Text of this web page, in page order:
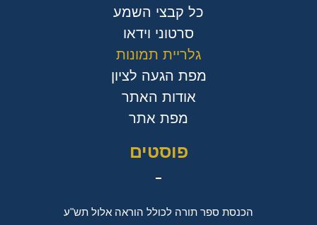
כל קבצי השמע
סרטוני וידאו
גלריית תמונות
מפת הגעה לציון
אודות האתר
מפת אתר
פוסטים
הכנסת ספר תורה לכולל הוראה אלול תש"ע